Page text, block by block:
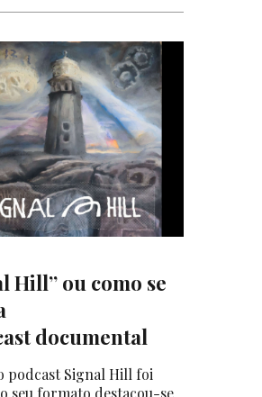
Hill” ou como se
documental
podcast Signal Hill foi
seu formato destacou-se